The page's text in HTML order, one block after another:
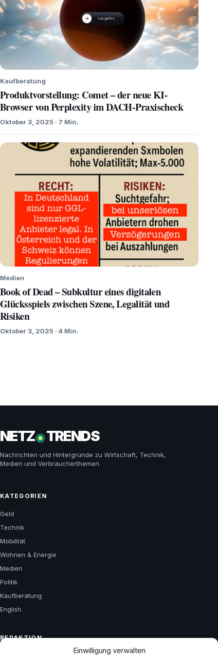
Einwilligung verwalten
Kaufberatung
Produktvorstellung: Comet – der neue KI-
Browser von Perplexity im DACH-Praxischeck
Oktober 3, 2025 · 7 Min.
Medien
Book of Dead – Subkultur eines digitalen
Glücksspiels zwischen Szene, Legalität und
Risiken
Oktober 3, 2025 · 4 Min.
NETZ TRENDS
Nachrichten und Hintergründe zu Wirtschaft, Technik,
Medien und Verbraucherthemen
KATEGORIEN
Geld
Technik
Mobilität
Wohnen & Energie
Medien
Politik
Kaufberatung
English
REDAKTION